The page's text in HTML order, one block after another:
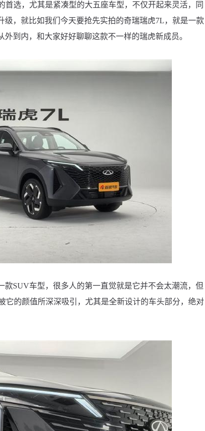
选，尤其是紧凑型的大五座车型，不仅开起来灵活，同
级，就比如我们今天要抢先实拍的奇瑞瑞虎7L，就是一款
到内，和大家好好聊聊这款不一样的瑞虎新成员。
SUV车型，很多人的第一直觉就是它并不会太潮流，但
它的颜值所深深吸引，尤其是全新设计的车头部分，绝对